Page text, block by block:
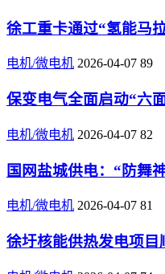
徐工重卡通过“氢能马
电机/微电机 2026-04-07 89
保变电气全面启动“六
电机/微电机 2026-04-07 82
国网盐城供电：“防舞
电机/微电机 2026-04-07 81
徐圩核能供热发电项